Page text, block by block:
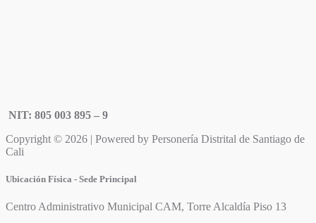
NIT: 805 003 895 – 9
Copyright © 2026 | Powered by Personería Distrital de Santiago de
Cali
Ubicación Física - Sede Principal
Centro Administrativo Municipal CAM, Torre Alcaldía Piso 13